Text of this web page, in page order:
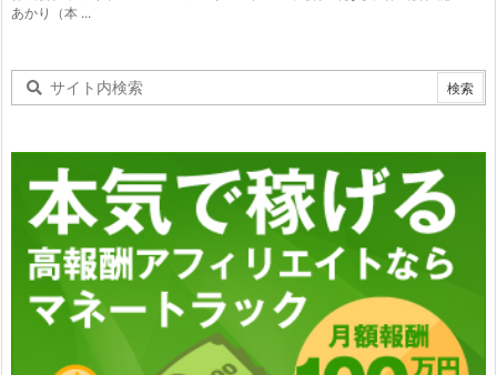
あかり（本 ...